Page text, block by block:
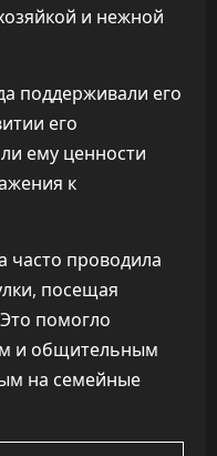
и нежной
поддерживали его
его
ему ценности
к
часто проводила
посещая
помогло
и общительным
на семейные